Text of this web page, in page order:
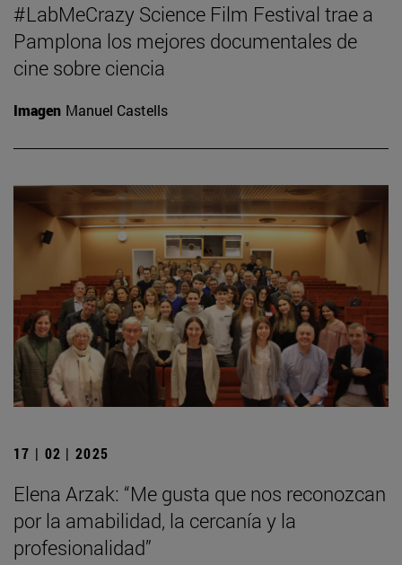
#LabMeCrazy Science Film Festival trae a
Pamplona los mejores documentales de
cine sobre ciencia
Imagen Manuel Castells
17 | 02 | 2025
Elena Arzak: “Me gusta que nos reconozcan
por la amabilidad, la cercanía y la
profesionalidad”